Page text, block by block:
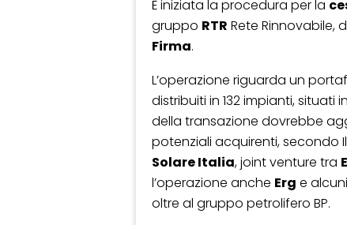
È iniziata la procedura per la
gruppo RTR Rete Rinnovabile,
Firma.
L’operazione riguarda un
distribuiti in 132 impianti, situati
della transazione dovrebbe
potenziali acquirenti, secondo
Solare Italia, joint venture tra
l’operazione anche Erg e
oltre al gruppo petrolifero BP.